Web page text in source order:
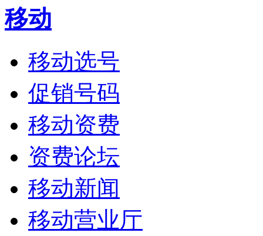
移动
移动选号
促销号码
移动资费
资费论坛
移动新闻
移动营业厅